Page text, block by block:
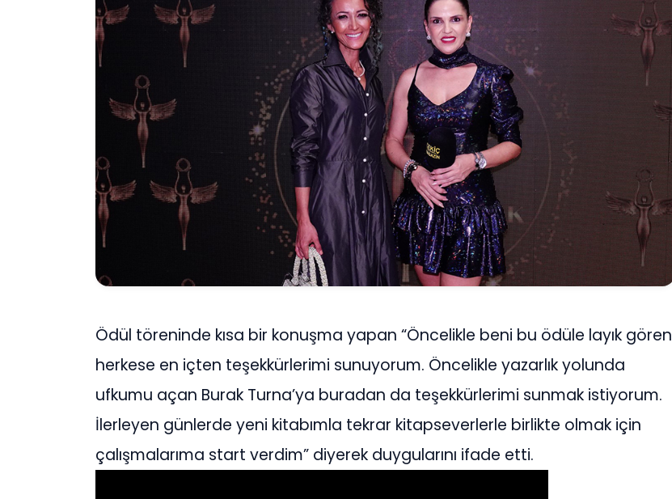
Ödül töreninde kısa bir konuşma yapan “Öncelikle beni bu ödüle layık gören
herkese en içten teşekkürlerimi sunuyorum. Öncelikle yazarlık yolunda
ufkumu açan Burak Turna’ya buradan da teşekkürlerimi sunmak istiyorum.
İlerleyen günlerde yeni kitabımla tekrar kitapseverlerle birlikte olmak için
çalışmalarıma start verdim” diyerek duygularını ifade etti.